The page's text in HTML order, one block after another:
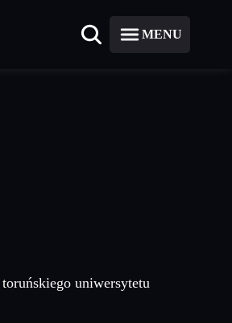
MENU
uniwersytetu